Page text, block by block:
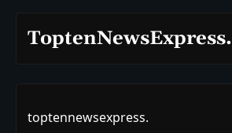
ToptenNewsExpress.
toptennewsexpress.